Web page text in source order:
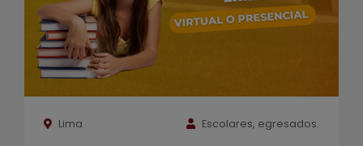
Lima Escolares, egresados.